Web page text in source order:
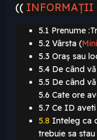
(( INFORMAȚII
5.1 Prenume
5.2 Vârsta (
5.3 Oraș sau
5.4 De când
5.5 De când
5.6 Cate ore
5.7 Ce ID
5.8 Inteleg ca
trebuie sa